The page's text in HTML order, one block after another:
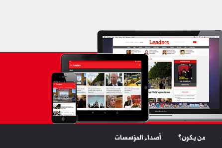
من يكون؟ أصداء المؤسسات